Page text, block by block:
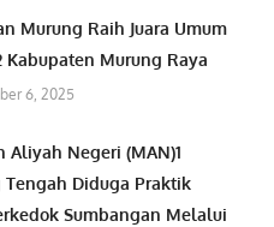
Murung Raih Juara Umum
Kabupaten Murung Raya
6, 2025
Aliyah Negeri (MAN)1
Tengah Diduga Praktik
Sumbangan Melalui